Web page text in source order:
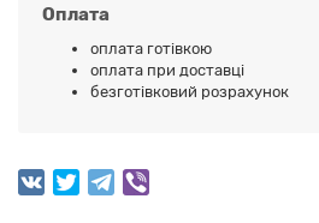
Оплата
оплата готівкою
оплата при доставці
безготівковий розрахунок